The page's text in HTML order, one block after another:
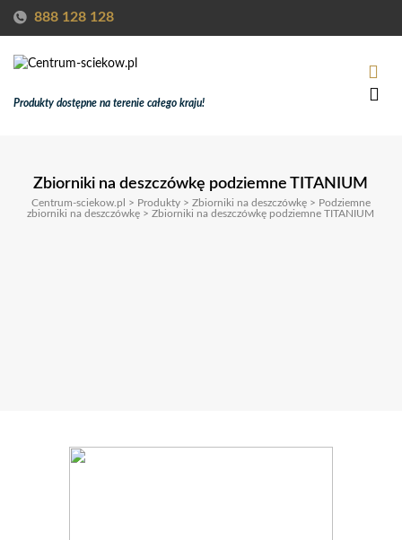
888 128 128
Produkty dostępne na terenie całego kraju!
Zbiorniki na deszczówkę podziemne TITANIUM
Centrum-sciekow.pl > Produkty > Zbiorniki na deszczówkę > Podziemne
zbiorniki na deszczówkę >Zbiorniki na deszczówkę podziemne TITANIUM